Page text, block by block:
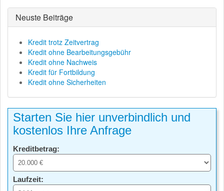
Neuste Beiträge
Kredit trotz Zeitvertrag
Kredit ohne Bearbeitungsgebühr
Kredit ohne Nachweis
Kredit für Fortbildung
Kredit ohne Sicherheiten
Starten Sie hier unverbindlich und
kostenlos Ihre Anfrage
Kreditbetrag:
Laufzeit: